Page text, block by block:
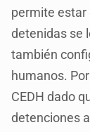
permite estar
detenidas se
también
humanos.
CEDH dado
detenciones